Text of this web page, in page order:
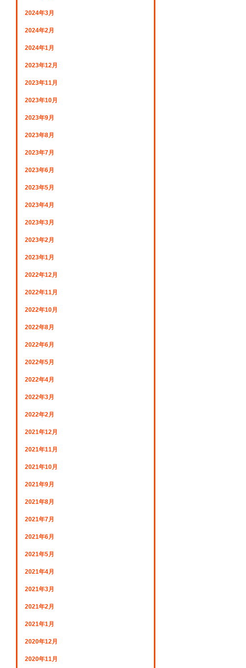
2024年3月
2024年2月
2024年1月
2023年12月
2023年11月
2023年10月
2023年9月
2023年8月
2023年7月
2023年6月
2023年5月
2023年4月
2023年3月
2023年2月
2023年1月
2022年12月
2022年11月
2022年10月
2022年8月
2022年6月
2022年5月
2022年4月
2022年3月
2022年2月
2021年12月
2021年11月
2021年10月
2021年9月
2021年8月
2021年7月
2021年6月
2021年5月
2021年4月
2021年3月
2021年2月
2021年1月
2020年12月
2020年11月